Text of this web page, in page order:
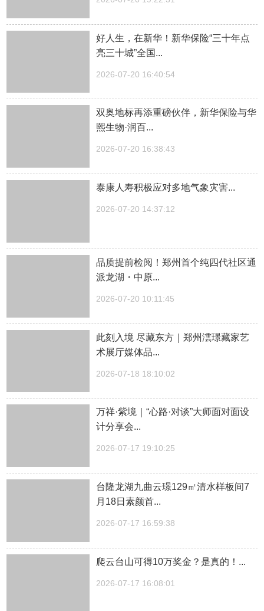
好人生，在新华！新华保险“三十年点
亮三十城”全国...
2026-07-20 16:40:54
双奥地标再添重磅伙伴，新华保险与华
熙生物·润百...
2026-07-20 16:38:43
泰康人寿积极应对多地气象灾害...
2026-07-20 14:37:12
品质提前检阅！郑州首个纯四代社区通
派龙湖・中原...
2026-07-20 10:11:45
此刻入境 尽藏东方｜郑州澐璟藏家艺
术展厅媒体品...
2026-07-18 18:10:02
万祥·紫境｜“心路·对谈”大师面对面设
计分享会...
2026-07-17 19:10:25
台隆龙湖九曲云璟129㎡清水样板间7
月18日素颜首...
2026-07-17 16:59:38
爬云台山可得10万奖金？是真的！...
2026-07-17 16:08:01